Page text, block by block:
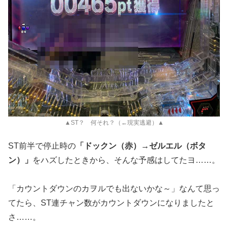
▲ST？ 何それ？（←現実逃避）▲
ST前半で停止時の 「ドックン（赤）→ゼルエル（ボタ
ン）」
をハズしたときから、そんな予感はしてたヨ……。
「カウントダウンのカヲルでも出ないかな～」なんて思っ
てたら、ST連チャン数がカウントダウンになりましたと
さ……。